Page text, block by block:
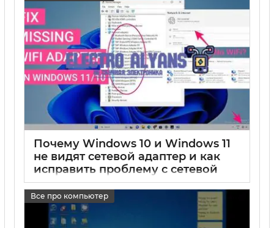
Почему Windows 10 и Windows 11
не видят сетевой адаптер и как
исправить проблему с сетевой
картой на компьютере и ноутбуке
17 05 2025 0
Все про компьютер